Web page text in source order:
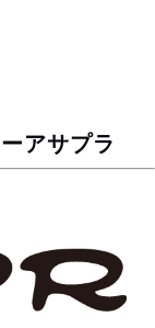
アサプラ